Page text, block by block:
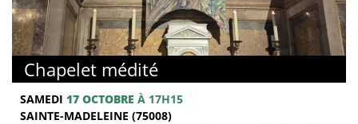
Chapelet médité
SAMEDI 17 OCTOBRE À 17H15
SAINTE-MADELEINE (75008)